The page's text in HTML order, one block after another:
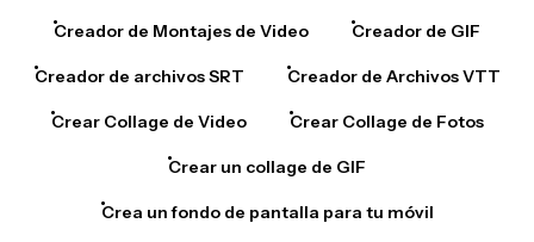
Creador de Montajes de Video Creador de GIF
Creador de archivos SRT Creador de Archivos VTT
Crear Collage de Video Crear Collage de Fotos
Crear un collage de GIF
Crea un fondo de pantalla para tu móvil